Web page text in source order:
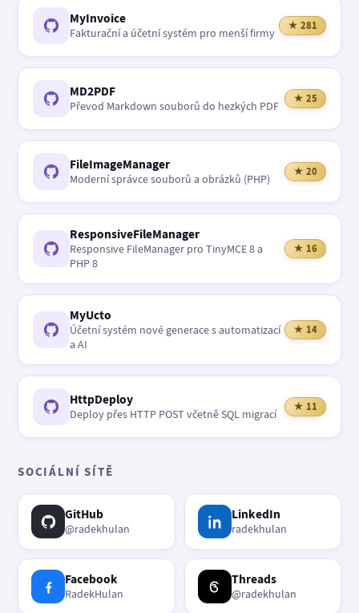
MyInvoice
Fakturační a účetní systém pro menší firmy
★ 281
MD2PDF
Převod Markdown souborů do hezkých PDF
★ 25
FileImageManager
Moderní správce souborů a obrázků (PHP)
★ 20
ResponsiveFileManager
Responsive FileManager pro TinyMCE 8 a
PHP 8
★ 16
MyUcto
Účetní systém nové generace s automatizací
a AI
★ 14
HttpDeploy
Deploy přes HTTP POST včetně SQL migrací
★ 11
SOCIÁLNÍ SÍTĚ
GitHub
@radekhulan
LinkedIn
radekhulan
Facebook
RadekHulan
Threads
@radekhulan